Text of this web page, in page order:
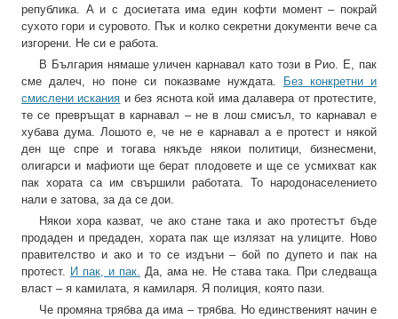
република. А и с досиетата има един кофти момент – покрай
сухото гори и суровото. Пък и колко секретни документи вече са
изгорени. Не си е работа.
В България нямаше уличен карнавал като този в Рио. Е, пак
сме далеч, но поне си показваме нуждата.
Без конкретни и
смислени искания и без яснота кой има далавера от протестите,
те се превръщат в карнавал – не в лош смисъл, то карнавал е
хубава дума. Лошото е, че не е карнавал а е протест и някой
ден ще спре и тогава някъде някои политици, бизнесмени,
олигарси и мафиоти ще берат плодовете и ще се усмихват как
пак хората са им свършили работата. То народонаселението
нали е затова, за да се дои.
Някои хора казват, че ако стане така и ако протестът бъде
продаден и предаден, хората пак ще излязат на улиците. Ново
правителство и ако и то се издъни – бой по дупето и пак на
протест. И пак, и пак. Да, ама не. Не става така. При следваща
власт – я камилата, я камиларя. Я полиция, която пази.
Че промяна трябва да има – трябва. Но единственият начин е